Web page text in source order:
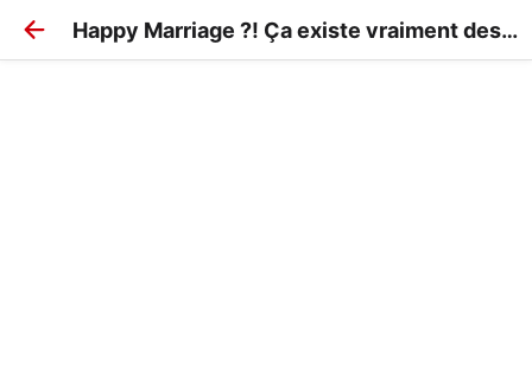
Happy Marriage ?! Ça existe vraiment des vacances comme ça ?